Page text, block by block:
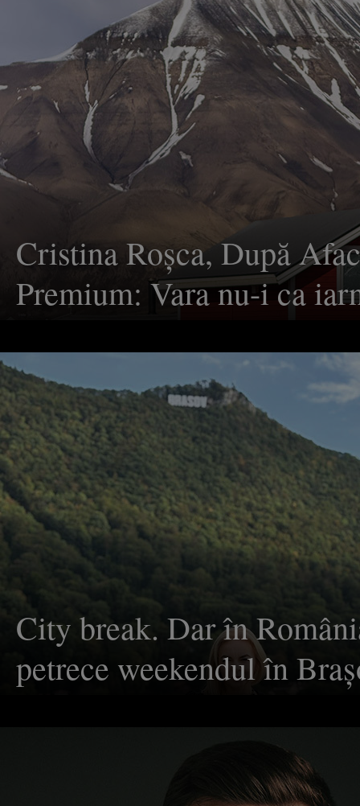
evenimente. Andreea
reprezentanta celei de-a
generaţii a familiei:
peste 50 de evenimente
Galerie FOTO
Cristina Roşca, După
Premium: Vara nu-i ca
City break. Dar în
petrece weekendul în